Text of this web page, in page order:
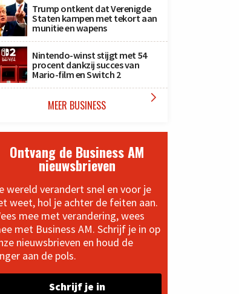
Trump ontkent dat Verenigde
Staten kampen met tekort aan
munitie en wapens
Nintendo-winst stijgt met 54
procent dankzij succes van
Mario-film en Switch 2
MEER BUSINESS 
Ontvang de Business AM
nieuwsbrieven
wereld verandert snel en voor je
weet, hol je achter de feiten aan.
mee met verandering, wees
met Business AM. Schrijf je in op
nieuwsbrieven en houd de
aan de pols.
Schrijf je in